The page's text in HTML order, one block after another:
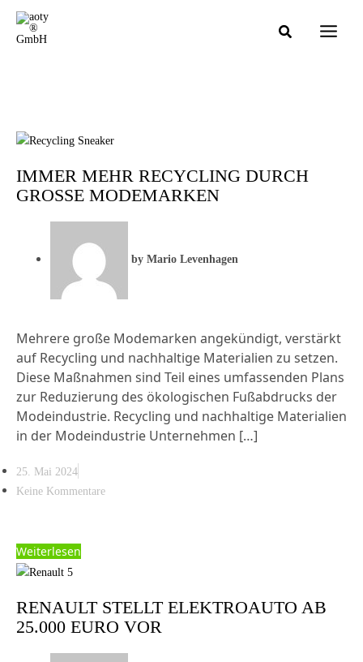
Zum
Inhalt
springen
IMMER MEHR RECYCLING DURCH
GROSSE MODEMARKEN
by Mario Levenhagen
Mehrere große Modemarken angekündigt, verstärkt
auf Recycling und nachhaltige Materialien zu setzen.
Diese Maßnahmen sind Teil eines umfassenden Plans
zur Reduzierung des ökologischen Fußabdrucks der
Modeindustrie. Recycling und nachhaltige Materialien
in der Modeindustrie Unternehmen […]
25. Mai 2024
Keine Kommentare
Weiterlesen
RENAULT STELLT ELEKTROAUTO AB
25.000 EURO VOR
Search...